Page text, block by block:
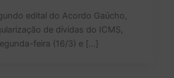
edital do Acordo Gaúcho,
de dívidas do ICMS,
feira (16/3) e […]